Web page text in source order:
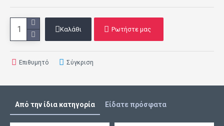
Μεταβατικότητα Οξυγόνου (Dk/t)
Κεντρικό πάχος (t)
Καλάθι Ρωτήστε μας
Επιθυμητό Σύγκριση
Από την ίδια κατηγορία Είδατε πρόσφατα